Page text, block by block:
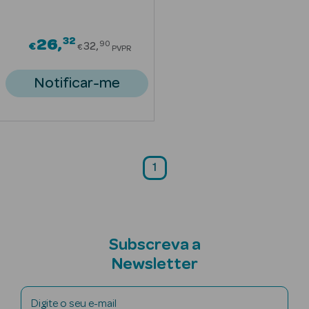
Cicatrizes
€26 32Price reduced from
€32 90
PVPR
Notificar-me
1
Subscreva a
Newsletter
Digite o seu e-mail